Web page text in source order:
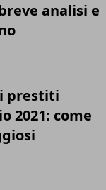
analisi e
prestiti
2021: come